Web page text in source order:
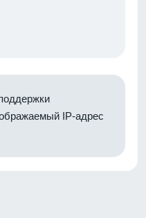
IP-адрес